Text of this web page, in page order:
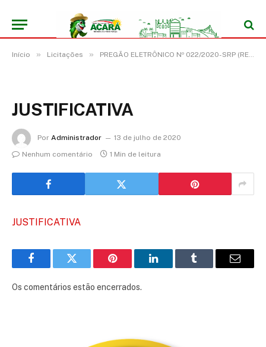
Início » Licitações » PREGÃO ELETRÔNICO Nº 022/2020-SRP (REGISTRO DE PREÇO PARA EVENTUAL CONTRATAÇÃO DE EMPRESA ESPECIALIZADA PARA SERVIÇO DE LOCAÇÃO DE VEÍCULO E EMBARCAÇÃO)
JUSTIFICATIVA
Por Administrador
13 de julho de 2020
Nenhum comentário
1 Min de leitura
JUSTIFICATIVA
FacebookTwitter Pinterest LinkedInTumblr
E-
Os comentários estão encerrados.